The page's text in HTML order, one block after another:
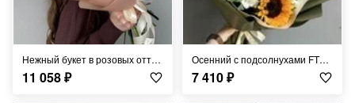
Нежный букет в розовых оттенках с яркими георгинами FT875
11 058₽
Осенний с подсолнухами FT362
7 410₽